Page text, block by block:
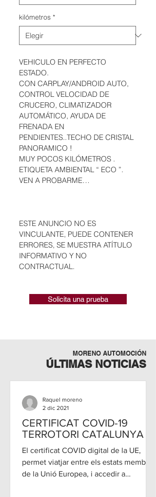
kilómetros *
VEHICULO EN PERFECTO
ESTADO.
CON CARPLAY/ANDROID AUTO,
CONTROL VELOCIDAD DE
CRUCERO, CLIMATIZADOR
AUTOMÁTICO, AYUDA DE
FRENADA EN
PENDIENTES..TECHO DE CRISTAL
PANORAMICO !
MUY POCOS KILÓMETROS .
ETIQUETA AMBIENTAL “ ECO ”.
VEN A PROBARME…
ESTE ANUNCIO NO ES
VINCULANTE, PUEDE CONTENER
ERRORES, SE MUESTRA ATÍTULO
INFORMATIVO Y NO
CONTRACTUAL.
Solicita una prueba
MORENO AUTOMOCIÓN
ÚLTIMAS NOTICIAS
CERTIFICAT COVID-19
TERROTORI CATALUNYA
El certificat COVID digital de la UE,
permet viatjar entre els estats membres
de la Unió Europea, i accedir a
Raquel moreno
2 dic 2021